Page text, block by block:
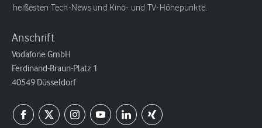
heißesten Tech-News und Kino- und TV-Höhepunkte.
Anschrift
Vodafone GmbH
Ferdinand-Braun-Platz 1
40549 Düsseldorf